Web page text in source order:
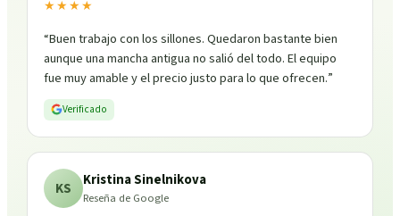
★★★★
“Buen trabajo con los sillones. Quedaron bastante bien
aunque una mancha antigua no salió del todo. El equipo
fue muy amable y el precio justo para lo que ofrecen.”
Verificado
KS Kristina Sinelnikova
Reseña de Google